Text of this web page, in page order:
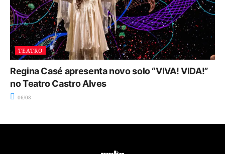
TEATRO
Regina Casé apresenta novo solo “VIVA! VIDA!”
no Teatro Castro Alves
06/08